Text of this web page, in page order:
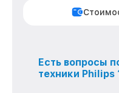
Есть вопросы
техники Philips